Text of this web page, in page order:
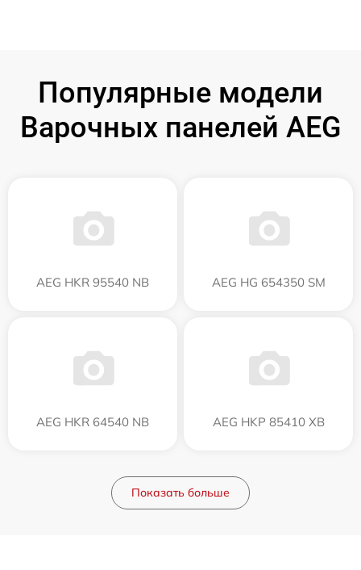
Популярные модели
Варочных панелей AEG
AEG HKR 95540 NB AEG HG 654350 SM
AEG HKR 64540 NB AEG HKP 85410 XB
Показать больше